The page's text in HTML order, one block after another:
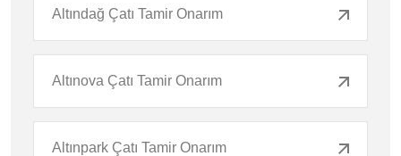
Altındağ Çatı Tamir Onarım
Altınova Çatı Tamir Onarım
Altınpark Çatı Tamir Onarım